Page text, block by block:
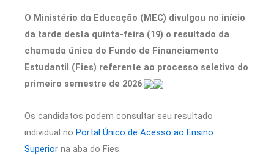
O Ministério da Educação (MEC) divulgou no início
da tarde desta quinta-feira (19) o resultado da
chamada única do Fundo de Financiamento
Estudantil (Fies) referente ao processo seletivo do
primeiro semestre de 2026.
Os candidatos podem consultar seu resultado
individual no Portal Único de Acesso ao Ensino
Superior na aba do Fies.